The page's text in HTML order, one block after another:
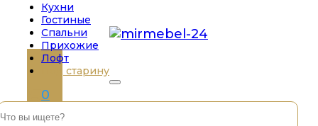
Кухни
Гостиные
Спальни
Прихожие
Лофт
Под старину
0